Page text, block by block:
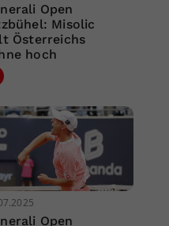
Open
Misolic
Österreichs
hoch
Open